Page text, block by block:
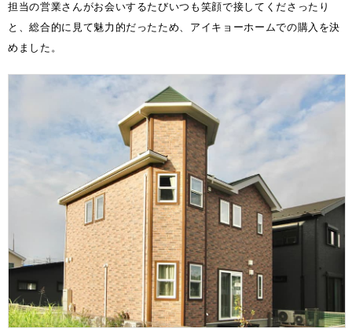
担当の営業さんがお会いするたびいつも笑顔で接してくださったり
と、総合的に見て魅力的だったため、アイキョーホームでの購入を決
めました。